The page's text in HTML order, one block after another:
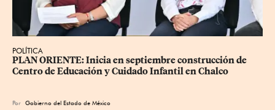
POLÍTICA
PLAN ORIENTE: Inicia en septiembre construcción de
Centro de Educación y Cuidado Infantil en Chalco
Por Gobierno del Estado de México